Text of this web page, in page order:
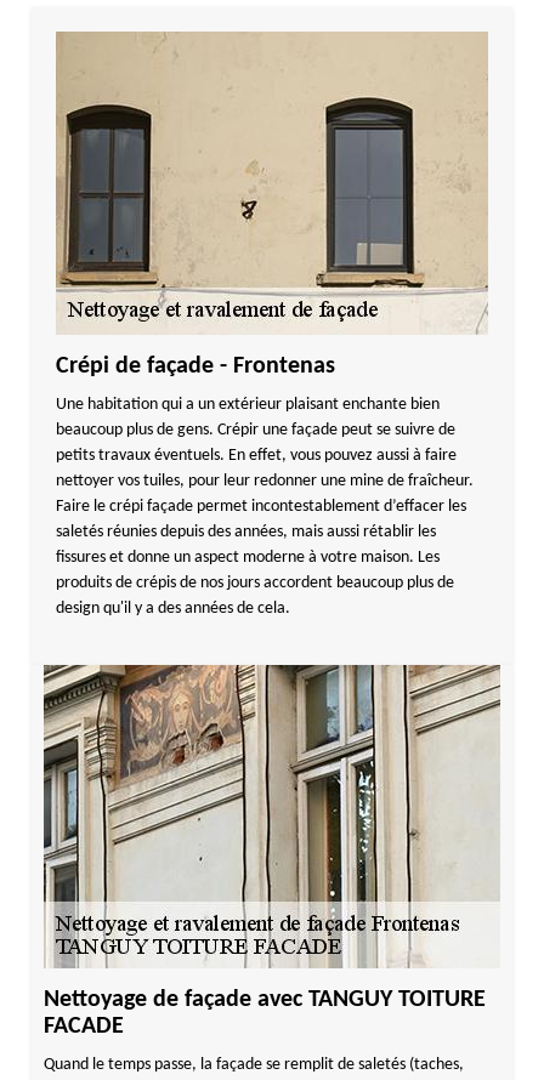
Crépi de façade - Frontenas
Une habitation qui a un extérieur plaisant enchante bien
beaucoup plus de gens. Crépir une façade peut se suivre de
petits travaux éventuels. En effet, vous pouvez aussi à faire
nettoyer vos tuiles, pour leur redonner une mine de fraîcheur.
Faire le crépi façade permet incontestablement d’effacer les
saletés réunies depuis des années, mais aussi rétablir les
fissures et donne un aspect moderne à votre maison. Les
produits de crépis de nos jours accordent beaucoup plus de
design qu'il y a des années de cela.
Nettoyage de façade avec TANGUY TOITURE
FACADE
Quand le temps passe, la façade se remplit de saletés (taches,